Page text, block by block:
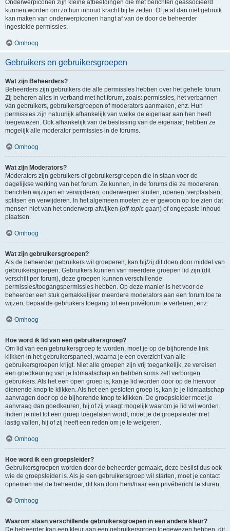
Onderwerpiconen zijn kleine afbeeldingen die met berichten geassocieerd
kunnen worden om zo hun inhoud kracht bij te zetten. Of je al dan niet gebruik
kan maken van onderwerpiconen hangt af van de door de beheerder
ingestelde permissies.
Omhoog
Gebruikers en gebruikersgroepen
Wat zijn Beheerders?
Beheerders zijn gebruikers die alle permissies hebben over het gehele forum.
Zij beheren alles in verband met het forum, zoals: permissies, het verbannen
van gebruikers, gebruikersgroepen of moderators aanmaken, enz. Hun
permissies zijn natuurlijk afhankelijk van welke de eigenaar aan hen heeft
toegewezen. Ook afhankelijk van de beslissing van de eigenaar, hebben ze
mogelijk alle moderator permissies in de forums.
Omhoog
Wat zijn Moderators?
Moderators zijn gebruikers of gebruikersgroepen die in staan voor de
dagelijkse werking van het forum. Ze kunnen, in de forums die ze modereren,
berichten wijzigen en verwijderen; onderwerpen sluiten, openen, verplaatsen,
splitsen en verwijderen. In het algemeen moeten ze er gewoon op toe zien dat
mensen niet van het onderwerp afwijken (off-topic gaan) of ongepaste inhoud
plaatsen.
Omhoog
Wat zijn gebruikersgroepen?
Als de beheerder gebruikers wil groeperen, kan hij/zij dit doen door middel van
gebruikersgroepen. Gebruikers kunnen van meerdere groepen lid zijn (dit
verschilt per forum), deze groepen kunnen verschillende
permissies/toegangspermissies hebben. Op deze manier is het voor de
beheerder een stuk gemakkelijker meerdere moderators aan een forum toe te
wijzen, bepaalde gebruikers toegang tot een privéforum te verlenen, enz.
Omhoog
Hoe word ik lid van een gebruikersgroep?
Om lid van een gebruikersgroep te worden, moet je op de bijhorende link
klikken in het gebruikerspaneel, waarna je een overzicht van alle
gebruikersgroepen krijgt. Niet alle groepen zijn vrij toegankelijk, ze vereisen
een goedkeuring van je lidmaatschap en hebben soms zelf verborgen
gebruikers. Als het een open groep is, kan je lid worden door op de hiervoor
dienende knop te klikken. Als het een gesloten groep is, kan je je lidmaatschap
aanvragen door op de bijhorende knop te klikken. De groepsleider moet je
aanvraag dan goedkeuren, hij of zij vraagt mogelijk waarom je lid wil worden.
Indien je niet tot een groep toegelaten wordt, moet je de groepsleider niet
lastig vallen, hij of zij heeft een reden om je te weigeren.
Omhoog
Hoe word ik een groepsleider?
Gebruikersgroepen worden door de beheerder gemaakt, deze beslist dus ook
wie de groepsleider is. Als je een gebruikersgroep wil starten, moet je contact
opnemen met de beheerder, dit kan door hem/haar een privébericht te sturen.
Omhoog
Waarom staan verschillende gebruikersgroepen in een andere kleur?
De beheerder kan een kleur aan een gebruikersgroep toegewezen hebben, dit